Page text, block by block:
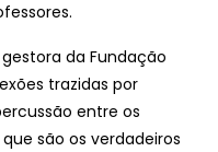
da Fundação
trazidas por
entre os
são os verdadeiros